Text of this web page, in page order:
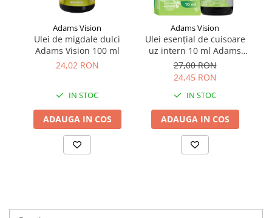
Adams Vision
Ulei de migdale dulci
Adams Vision 100 ml
24,02 RON
IN STOC
ADAUGA IN COS
Adams Vision
Ulei esențial de cuisoare
uz intern 10 ml Adams
Vision
27,00 RON
24,45 RON
IN STOC
ADAUGA IN COS